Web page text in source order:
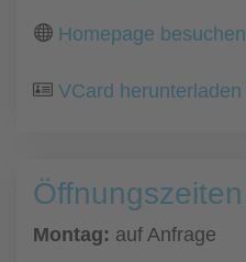
Homepage besuchen
VCard herunterladen
Öffnungszeiten
Montag: auf Anfrage